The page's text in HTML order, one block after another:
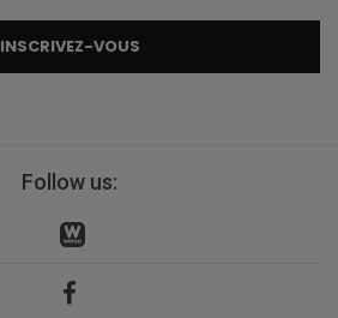
INSCRIVEZ-VOUS
Follow us: